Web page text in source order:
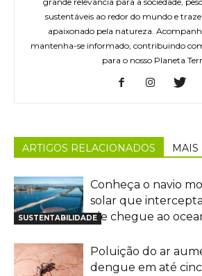
sustentáveis ao redor do mundo e
apaixonado pela natureza.
mantenha-se informado, contribuindo
para o nosso Planeta
ARTIGOS RELACIONADOS MAIS
SUSTENTABILIDADE
Conheça o navio
solar que
ele chegue ao
Poluição do ar
dengue em até